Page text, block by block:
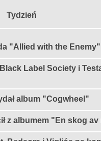
Tydzień
"Allied with the Enemy"
Label Society i
album "Cogwheel"
z albumem "En skog